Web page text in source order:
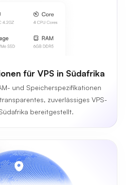
für VPS in Südafrika
und Speicherspezifikationen
zuverlässiges VPS-
bereitgestellt.